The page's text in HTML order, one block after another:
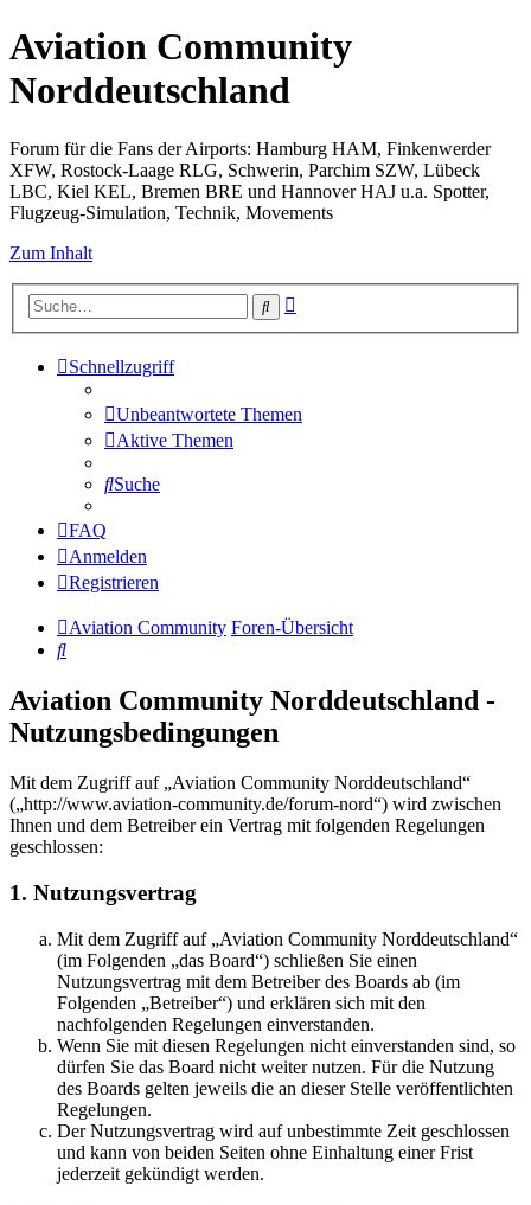
Aviation Community
Norddeutschland
Forum für die Fans der Airports: Hamburg HAM, Finkenwerder
XFW, Rostock-Laage RLG, Schwerin, Parchim SZW, Lübeck
LBC, Kiel KEL, Bremen BRE und Hannover HAJ u.a. Spotter,
Flugzeug-Simulation, Technik, Movements
Zum Inhalt
Suche
Schnellzugriff
Unbeantwortete Themen
Aktive Themen
Suche
FAQ
Anmelden
Registrieren
Aviation Community Foren-Übersicht
Suche
Aviation Community Norddeutschland -
Nutzungsbedingungen
Mit dem Zugriff auf „Aviation Community Norddeutschland“
(„http://www.aviation-community.de/forum-nord“) wird zwischen
Ihnen und dem Betreiber ein Vertrag mit folgenden Regelungen
geschlossen:
1. Nutzungsvertrag
Mit dem Zugriff auf „Aviation Community Norddeutschland“
(im Folgenden „das Board“) schließen Sie einen
Nutzungsvertrag mit dem Betreiber des Boards ab (im
Folgenden „Betreiber“) und erklären sich mit den
nachfolgenden Regelungen einverstanden.
Wenn Sie mit diesen Regelungen nicht einverstanden sind, so
dürfen Sie das Board nicht weiter nutzen. Für die Nutzung
des Boards gelten jeweils die an dieser Stelle veröffentlichten
Regelungen.
Der Nutzungsvertrag wird auf unbestimmte Zeit geschlossen
und kann von beiden Seiten ohne Einhaltung einer Frist
jederzeit gekündigt werden.